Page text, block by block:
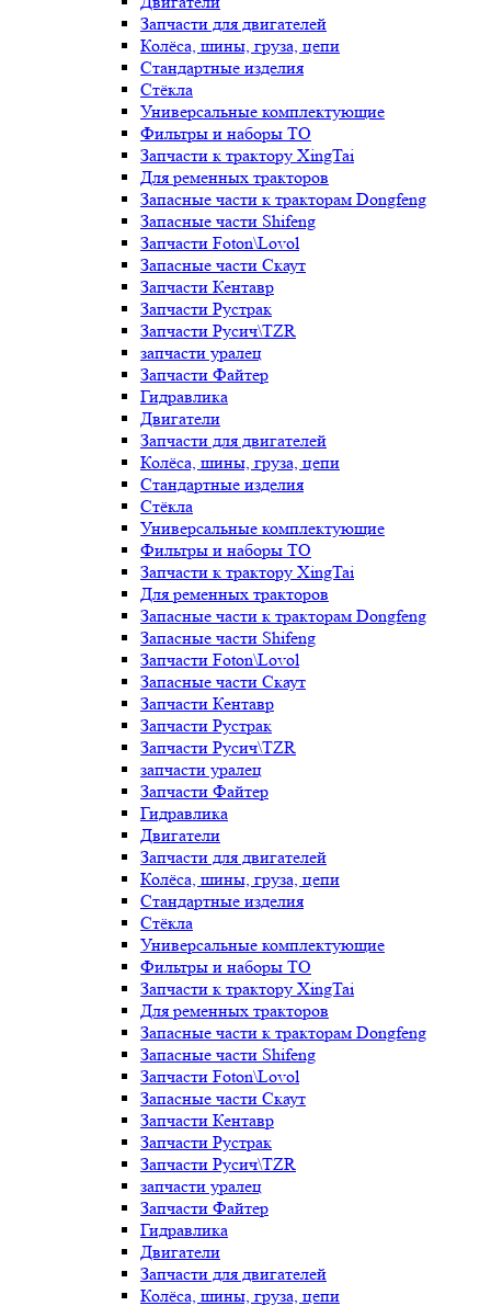
Запчасти для двигателей
Колёса, шины, груза, цепи
Стандартные изделия
Стёкла
Универсальные комплектующие
Фильтры и наборы ТО
Запчасти к трактору XingTai
Для ременных тракторов
Запасные части к тракторам Dongfeng
Запасные части Shifeng
Запчасти Foton\Lovol
Запасные части Скаут
Запчасти Кентавр
Запчасти Рустрак
Запчасти Русич\TZR
запчасти уралец
Запчасти Файтер
Гидравлика
Двигатели
Запчасти для двигателей
Колёса, шины, груза, цепи
Стандартные изделия
Стёкла
Универсальные комплектующие
Фильтры и наборы ТО
Запчасти к трактору XingTai
Для ременных тракторов
Запасные части к тракторам Dongfeng
Запасные части Shifeng
Запчасти Foton\Lovol
Запасные части Скаут
Запчасти Кентавр
Запчасти Рустрак
Запчасти Русич\TZR
запчасти уралец
Запчасти Файтер
Гидравлика
Двигатели
Запчасти для двигателей
Колёса, шины, груза, цепи
Стандартные изделия
Стёкла
Универсальные комплектующие
Фильтры и наборы ТО
Запчасти к трактору XingTai
Для ременных тракторов
Запасные части к тракторам Dongfeng
Запасные части Shifeng
Запчасти Foton\Lovol
Запасные части Скаут
Запчасти Кентавр
Запчасти Рустрак
Запчасти Русич\TZR
запчасти уралец
Запчасти Файтер
Гидравлика
Двигатели
Запчасти для двигателей
Колёса, шины, груза, цепи